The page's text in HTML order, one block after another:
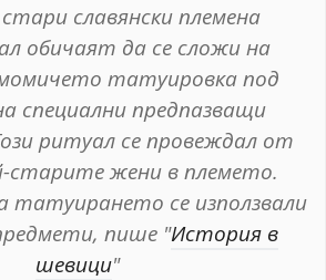
славянски племена
обичаят да се сложи на
татуировка под
специални предпазващи
ритуал се провеждал от
старите жени в племето.
татуирането се използвали
пише "История в
шевици"